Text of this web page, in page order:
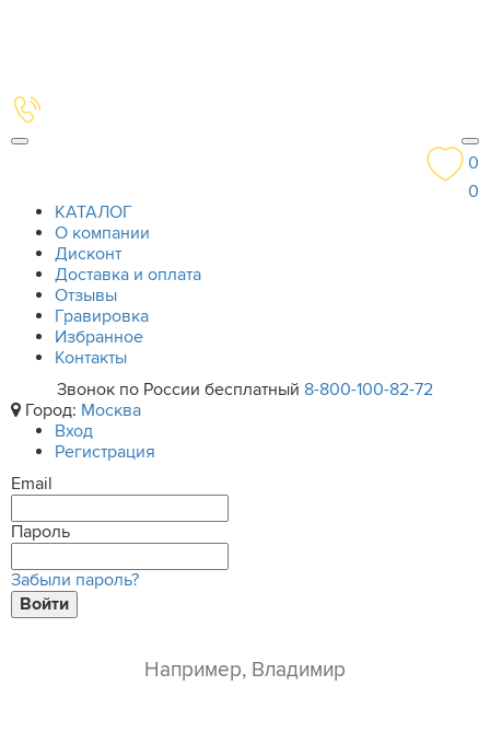
0
0
КАТАЛОГ
О компании
Дисконт
Доставка и оплата
Отзывы
Гравировка
Избранное
Контакты
Звонок по России бесплатный 8-800-100-82-72
Город: Москва
Вход
Регистрация
Email
Пароль
Забыли пароль?
Войти